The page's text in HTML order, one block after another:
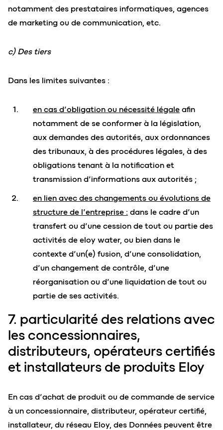
notamment des prestataires informatiques, agences
de marketing ou de communication, etc.
c) Des tiers
Dans les limites suivantes :
en cas d’obligation ou nécessité légale afin
notamment de se conformer à la législation,
aux demandes des autorités, aux ordonnances
des tribunaux, à des procédures légales, à des
obligations tenant à la notification et
transmission d’informations aux autorités ;
en lien avec des changements ou évolutions de
structure de l’entreprise : dans le cadre d’un
transfert ou d’une cession de tout ou partie des
activités de eloy water, ou bien dans le
contexte d’un(e) fusion, d’une consolidation,
d’un changement de contrôle, d’une
réorganisation ou d’une liquidation de tout ou
partie de ses activités.
7. particularité des relations avec
les concessionnaires,
distributeurs, opérateurs certifiés
et installateurs de produits Eloy
En cas d’achat de produit ou de commande de service
à un concessionnaire, distributeur, opérateur certifié,
installateur, du réseau Eloy, des Données peuvent être